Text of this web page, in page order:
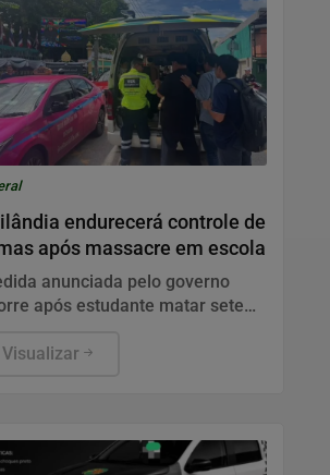
endurecerá controle de
após massacre em escola
anunciada pelo governo
após estudante matar sete
de Bangkok, deixando
Visualizar